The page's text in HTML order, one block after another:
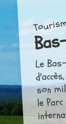
Le
son
le